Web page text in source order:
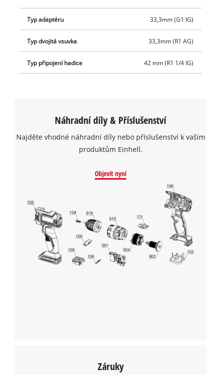
potřebujeme váš souhlas!
This content is not permitted to load due
to trackers that are not disclosed to the
visitor. The website owner needs to setup
to the list of technologies used.
Usercentrics Consent
Management Platform
Typ adaptéru 33,3mm (G1 IG)
Typ dvojitá vsuvka 33,3mm (R1 AG)
Typ připojení hadice 42 mm (R1 1/4 IG)
Náhradní díly & Příslušenství
Najděte vhodné náhradní díly nebo příslušenství k vašim
produktům Einhell.
Objevit nyní
Záruky